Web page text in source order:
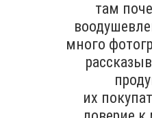
там
много
их